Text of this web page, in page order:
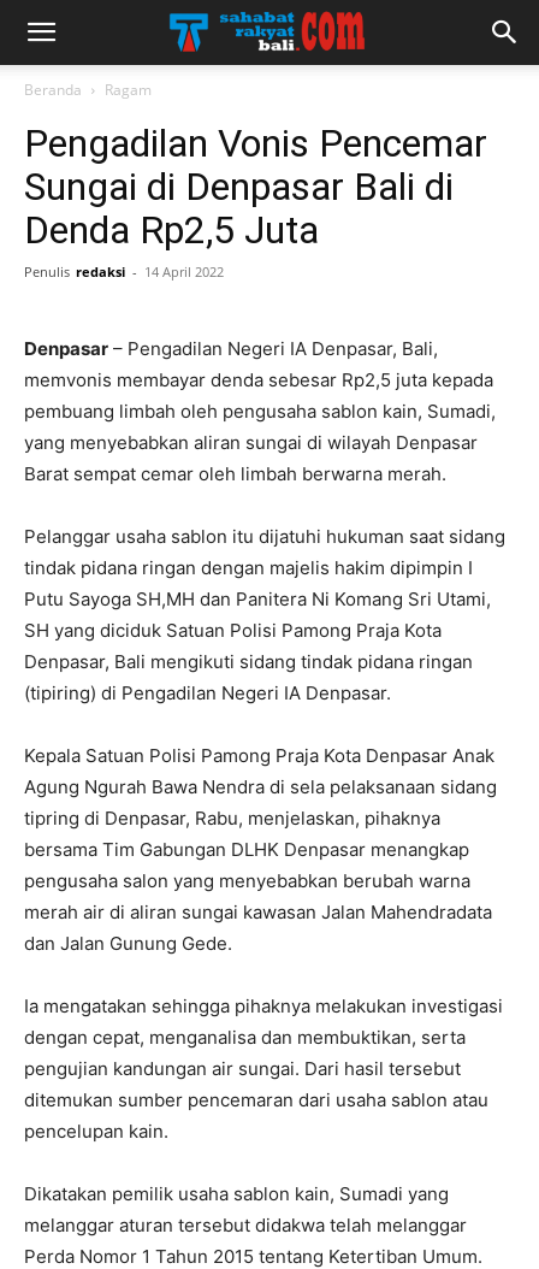
Beranda Ragam
Pengadilan Vonis Pencemar
Sungai di Denpasar Bali di
Denda Rp2,5 Juta
Penulis redaksi - 14 April 2022
Denpasar – Pengadilan Negeri IA Denpasar, Bali,
memvonis membayar denda sebesar Rp2,5 juta kepada
pembuang limbah oleh pengusaha sablon kain, Sumadi,
yang menyebabkan aliran sungai di wilayah Denpasar
Barat sempat cemar oleh limbah berwarna merah.
Pelanggar usaha sablon itu dijatuhi hukuman saat sidang
tindak pidana ringan dengan majelis hakim dipimpin I
Putu Sayoga SH,MH dan Panitera Ni Komang Sri Utami,
SH yang diciduk Satuan Polisi Pamong Praja Kota
Denpasar, Bali mengikuti sidang tindak pidana ringan
(tipiring) di Pengadilan Negeri IA Denpasar.
Kepala Satuan Polisi Pamong Praja Kota Denpasar Anak
Agung Ngurah Bawa Nendra di sela pelaksanaan sidang
tipring di Denpasar, Rabu, menjelaskan, pihaknya
bersama Tim Gabungan DLHK Denpasar menangkap
pengusaha salon yang menyebabkan berubah warna
merah air di aliran sungai kawasan Jalan Mahendradata
dan Jalan Gunung Gede.
Ia mengatakan sehingga pihaknya melakukan investigasi
dengan cepat, menganalisa dan membuktikan, serta
pengujian kandungan air sungai. Dari hasil tersebut
ditemukan sumber pencemaran dari usaha sablon atau
pencelupan kain.
Dikatakan pemilik usaha sablon kain, Sumadi yang
melanggar aturan tersebut didakwa telah melanggar
Perda Nomor 1 Tahun 2015 tentang Ketertiban Umum.